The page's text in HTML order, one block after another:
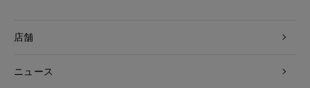
店舗
ニュース